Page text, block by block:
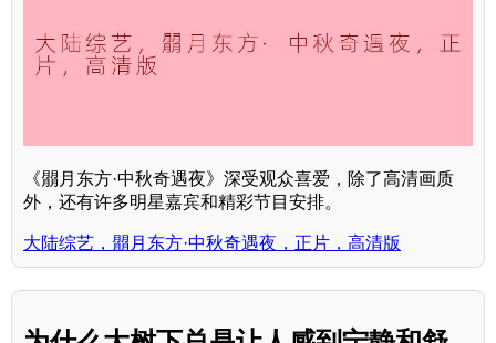
《朤月东方·中秋奇遇夜》深受观众喜爱，除了高清画质
外，还有许多明星嘉宾和精彩节目安排。
大陆综艺，朤月东方·中秋奇遇夜，正片，高清版